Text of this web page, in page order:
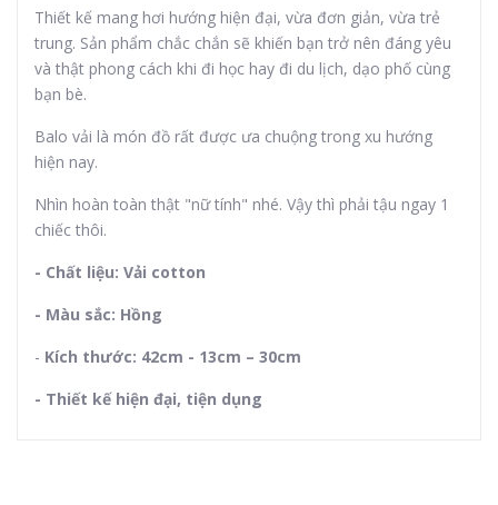
Thiết kế mang hơi hướng hiện đại, vừa đơn giản, vừa trẻ
trung. Sản phẩm chắc chắn sẽ khiến bạn trở nên đáng yêu
và thật phong cách khi đi học hay đi du lịch, dạo phố cùng
bạn bè.
Balo vải là món đồ rất được ưa chuộng trong xu hướng
hiện nay.
Nhìn hoàn toàn thật "nữ tính" nhé. Vậy thì phải tậu ngay 1
chiếc thôi.
- Chất liệu: Vải cotton
- Màu sắc: Hồng
- Kích thước: 42cm - 13cm – 30cm
- Thiết kế hiện đại, tiện dụng